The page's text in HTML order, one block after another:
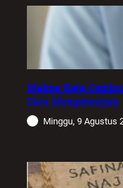
Makna Kata
Cara Mengatasinya
Minggu, 9 Agustus